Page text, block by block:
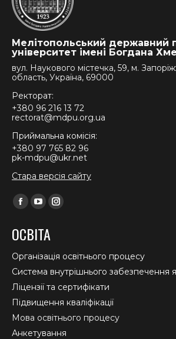
Мелітопольський державний
університет імені Богдана
вул. Наукового містечка, 59, м.
область, Україна, 69000
Ректорат:
+380 96 216 13 72
rectorat@mdpu.org.ua
Приймальна комісія:
+380 97 765 82 96
pk-mdpu@ukr.net
Стара версія сайту
Find us on:
Facebook
opens
in
new
window
YouTube
opens
in
new
window
Instagram
in
new
window
ОСВІТА
Організація освітнього процесу
Система внутрішнього забезпечення
Ліцензії та сертифікати
Підвищення кваліфікації
Мова освітнього процесу
Анкетування